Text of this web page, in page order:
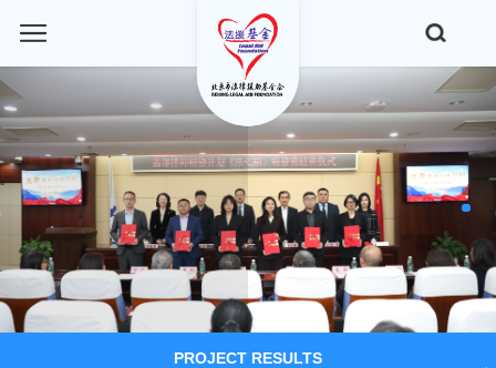
PROJECT RESULTS
匿名
匿名
匿名
匿名